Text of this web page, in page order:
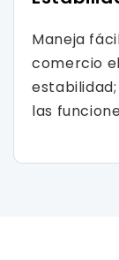
Maneja
comercio
las